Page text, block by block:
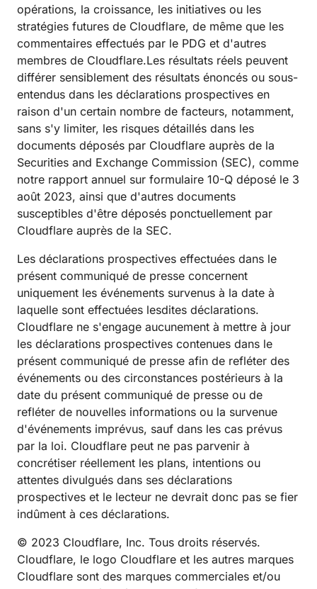
opérations, la croissance, les initiatives ou les
stratégies futures de Cloudflare, de même que les
commentaires effectués par le PDG et d'autres
membres de Cloudflare.Les résultats réels peuvent
différer sensiblement des résultats énoncés ou sous-
entendus dans les déclarations prospectives en
raison d'un certain nombre de facteurs, notamment,
sans s'y limiter, les risques détaillés dans les
documents déposés par Cloudflare auprès de la
Securities and Exchange Commission (SEC), comme
notre rapport annuel sur formulaire 10-Q déposé le 3
août 2023, ainsi que d'autres documents
susceptibles d'être déposés ponctuellement par
Cloudflare auprès de la SEC.
Les déclarations prospectives effectuées dans le
présent communiqué de presse concernent
uniquement les événements survenus à la date à
laquelle sont effectuées lesdites déclarations.
Cloudflare ne s'engage aucunement à mettre à jour
les déclarations prospectives contenues dans le
présent communiqué de presse afin de refléter des
événements ou des circonstances postérieurs à la
date du présent communiqué de presse ou de
refléter de nouvelles informations ou la survenue
d'événements imprévus, sauf dans les cas prévus
par la loi. Cloudflare peut ne pas parvenir à
concrétiser réellement les plans, intentions ou
attentes divulgués dans ses déclarations
prospectives et le lecteur ne devrait donc pas se fier
indûment à ces déclarations.
© 2023 Cloudflare, Inc. Tous droits réservés.
Cloudflare, le logo Cloudflare et les autres marques
Cloudflare sont des marques commerciales et/ou